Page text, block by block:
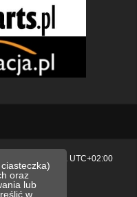
oraz
lub
w
UTC+02:00